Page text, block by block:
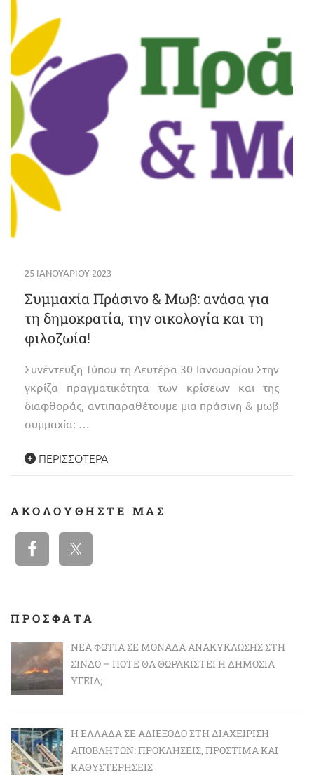
25 ΙΑΝΟΥΑΡΊΟΥ 2023
Συμμαχία Πράσινο & Μωβ: ανάσα για
τη δημοκρατία, την οικολογία και τη
φιλοζωία!
Συνέντευξη Τύπου τη Δευτέρα 30 Ιανουαρίου Στην
γκρίζα πραγματικότητα των κρίσεων και της
διαφθοράς, αντιπαραθέτουμε μια πράσινη & μωβ
συμμαχία: …
ΠΕΡΙΣΣΌΤΕΡΑ
ΑΚΟΛΟΥΘΉΣΤΕ ΜΑΣ
ΠΡΟΣΦΑΤΑ
ΝΈΑ ΦΩΤΙΆ ΣΕ ΜΟΝΆΔΑ ΑΝΑΚΎΚΛΩΣΗΣ ΣΤΗ
ΣΊΝΔΟ – ΠΌΤΕ ΘΑ ΘΩΡΑΚΙΣΤΕΊ Η ΔΗΜΌΣΙΑ
ΥΓΕΊΑ;
Η ΕΛΛΆΔΑ ΣΕ ΑΔΙΈΞΟΔΟ ΣΤΗ ΔΙΑΧΕΊΡΙΣΗ
ΑΠΟΒΛΉΤΩΝ: ΠΡΟΚΛΉΣΕΙΣ, ΠΡΌΣΤΙΜΑ ΚΑΙ
ΚΑΘΥΣΤΕΡΉΣΕΙΣ